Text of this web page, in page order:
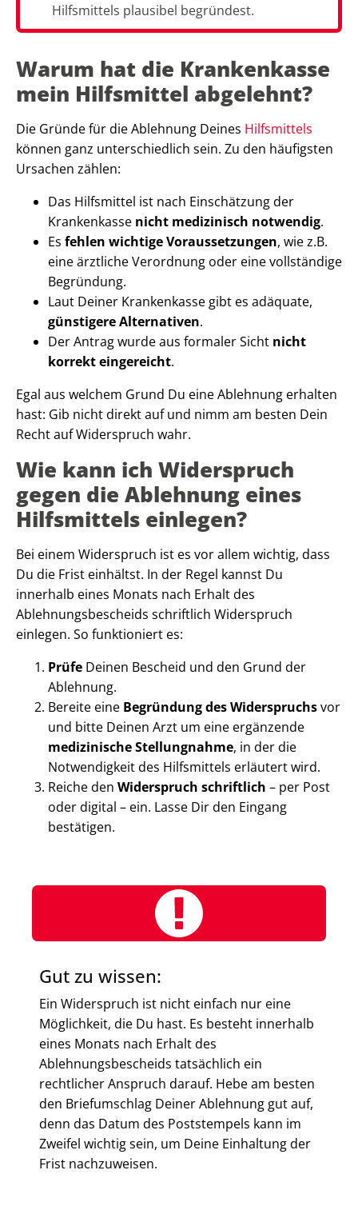
Hilfsmittels plausibel begründest.
Warum hat die Krankenkasse
mein Hilfsmittel abgelehnt?
Die Gründe für die Ablehnung Deines Hilfsmittels
können ganz unterschiedlich sein. Zu den häufigsten
Ursachen zählen:
Das Hilfsmittel ist nach Einschätzung der
Krankenkasse nicht medizinisch notwendig.
Es fehlen wichtige Voraussetzungen, wie z.B.
eine ärztliche Verordnung oder eine vollständige
Begründung.
Laut Deiner Krankenkasse gibt es adäquate,
günstigere Alternativen.
Der Antrag wurde aus formaler Sicht nicht
korrekteingereicht.
Egal aus welchem Grund Du eine Ablehnung erhalten
hast: Gib nicht direkt auf und nimm am besten Dein
Recht auf Widerspruch wahr.
Wie kann ich Widerspruch
gegen die Ablehnung eines
Hilfsmittels einlegen?
Bei einem Widerspruch ist es vor allem wichtig, dass
Du die Frist einhältst. In der Regel kannst Du
innerhalb eines Monats nach Erhalt des
Ablehnungsbescheids schriftlich Widerspruch
einlegen. So funktioniert es:
Prüfe Deinen Bescheid und den Grund der
Ablehnung.
Bereite eine Begründungdes Widerspruchsvor
und bitte Deinen Arzt um eine ergänzende
medizinische Stellungnahme, in der die
Notwendigkeit des Hilfsmittels erläutert wird.
Reiche den Widerspruch schriftlich – per Post
oder digital – ein. Lasse Dir den Eingang
bestätigen.
Gut zu wissen:
Ein Widerspruch ist nicht einfach nur eine
Möglichkeit, die Du hast. Es besteht innerhalb
eines Monats nach Erhalt des
Ablehnungsbescheids tatsächlich ein
rechtlicher Anspruch darauf. Hebe am besten
den Briefumschlag Deiner Ablehnung gut auf,
denn das Datum des Poststempels kann im
Zweifel wichtig sein, um Deine Einhaltung der
Frist nachzuweisen.